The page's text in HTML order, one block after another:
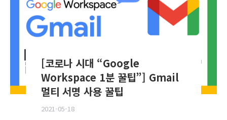
[코로나 시대 “Google
Workspace 1분 꿀팁”] Gmail
멀티 서명 사용 꿀팁
2021-05-18